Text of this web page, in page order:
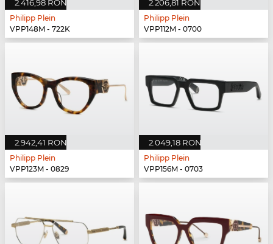
2.416,98 RON
Philipp Plein
VPP148M - 722K
2.206,81 RON
Philipp Plein
VPP112M - 0700
2.942,41 RON
Philipp Plein
VPP123M - 0829
2.049,18 RON
Philipp Plein
VPP156M - 0703